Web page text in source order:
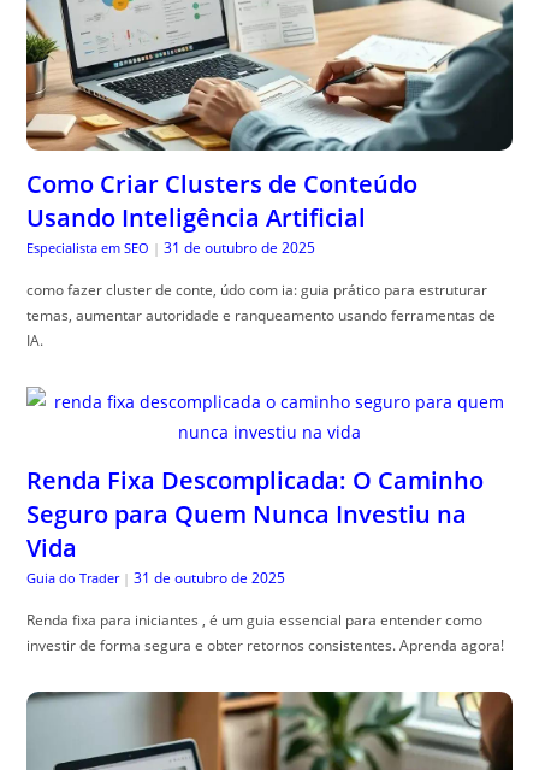
Como Criar Clusters de Conteúdo
Usando Inteligência Artificial
Especialista em SEO | 31 de outubro de 2025
como fazer cluster de conte, údo com ia: guia prático para estruturar
temas, aumentar autoridade e ranqueamento usando ferramentas de
IA.
Renda Fixa Descomplicada: O Caminho
Seguro para Quem Nunca Investiu na
Vida
Guia do Trader | 31 de outubro de 2025
Renda fixa para iniciantes , é um guia essencial para entender como
investir de forma segura e obter retornos consistentes. Aprenda agora!